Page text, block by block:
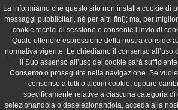
La informiamo che questo sito non installa cookie di
messaggi pubblicitari, né per altri fini); ma, per
cookie tecnici di sessione e consente l’invio di
Quale ulteriore espressione della nostra
normativa vigente, Le chiediamo il consenso all’uso
il Suo assenso all’uso dei cookie sarà
Consento o proseguire nella navigazione. Se
consenso a tutti o alcuni cookie, oppure
specificamente relative a ciascuna categoria di
selezionandola o deselezionandola, acceda alla